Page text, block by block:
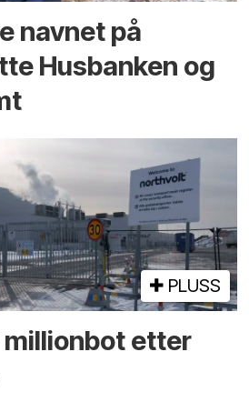
navnet på
Husbanken og
PLUSS
millionbot etter